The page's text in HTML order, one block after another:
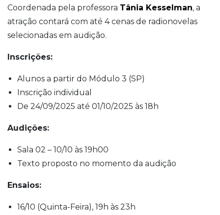
Coordenada pela professora Tânia Kesselman, a
atração contará com até 4 cenas de radionovelas
selecionadas em audição.
Inscrições:
Alunos a partir do Módulo 3 (SP)
Inscrição individual
De 24/09/2025 até 01/10/2025 às 18h
Audições:
Sala 02 – 10/10 às 19h00
Texto proposto no momento da audição
Ensaios:
16/10 (Quinta-Feira), 19h às 23h